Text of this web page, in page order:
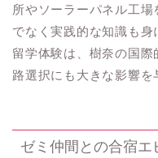
所やソーラーパネル工
でなく実践的な知識も
留学体験は、樹奈の国
路選択にも大きな影響を
ゼミ仲間との合宿エ